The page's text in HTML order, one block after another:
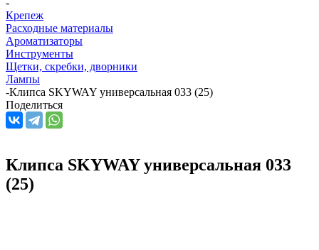
Крепеж
Расходные материалы
Ароматизаторы
Инструменты
Щетки, скребки, дворники
Лампы
-Клипса SKYWAY универсальная 033 (25)
Поделиться
Клипса SKYWAY универсальная 033
(25)